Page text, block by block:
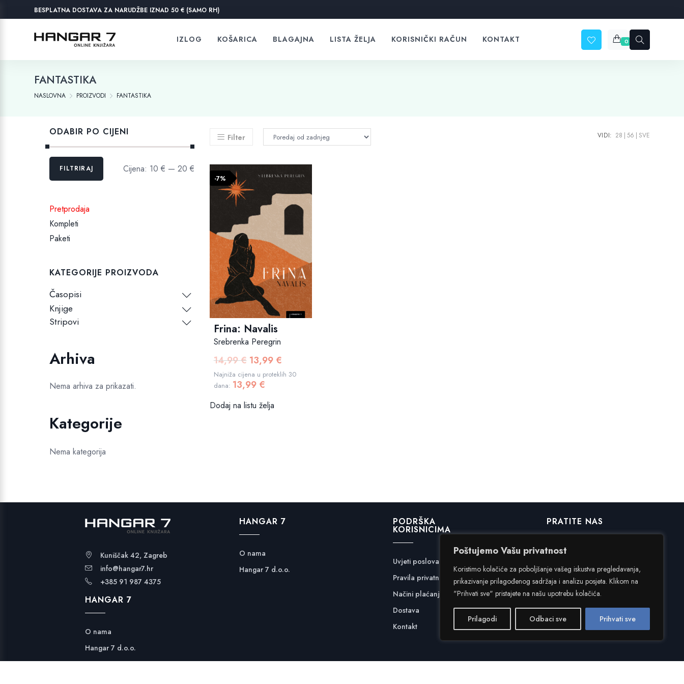
Poštujemo Vašu privatnost
Koristimo kolačiće za poboljšanje vašeg iskustva pregledavanja,
prikazivanje prilagođenog sadržaja i analizu posjeta. Klikom na
"Prihvati sve" pristajete na našu upotrebu kolačića.
Prilagodi Odbaci sve Prihvati sve
BESPLATNA DOSTAVA ZA NARUDŽBE IZNAD 50 € (SAMO RH)
IZLOG KOŠARICA BLAGAJNA LISTA ŽELJA KORISNIČKI RAČUN KONTAKT 0
FANTASTIKA
NASLOVNA PROIZVODI FANTASTIKA
Filter VIDI: 28 56 SVE
-7%
Frina: Navalis
Srebrenka Peregrin
14,99€ Izvorna
cijena
bila
14,99 €.
13,99 €Trenutna
cijena
Najniža cijena u proteklih 30
dana: 13,99 €
Dodaj na listu želja
ODABIR PO CIJENI
Min
MaksFILTRIRAJ Cijena: 10 € — 20 €
Pretprodaja
Kompleti
Paketi
KATEGORIJE PROIZVODA
Časopisi
Knjige
Stripovi
Arhiva
Nema arhiva za prikazati.
Kategorije
Nema kategorija
Kuniščak 42, Zagreb
info@hangar7.hr
+385 91 987 4375
HANGAR 7
O nama
Hangar 7 d.o.o.
HANGAR 7
O nama
Hangar 7 d.o.o.
PODRŠKA
KORISNICIMA
Uvjeti poslovanja
Pravila privatnosti
Načini plaćanja
Dostava
Kontakt
PRATITE NAS
Facebook
Instagram